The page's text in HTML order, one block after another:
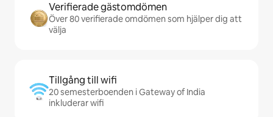
Verifierade gästomdömen
Över 80 verifierade omdömen som hjälper dig att
välja
Tillgång till wifi
20 semesterboenden i Gateway of India
inkluderar wifi